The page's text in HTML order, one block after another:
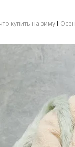
что купить на зиму